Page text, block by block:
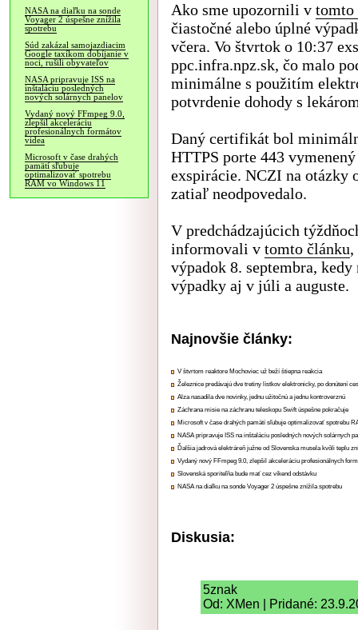
NASA na diaľku na sonde
Voyager 2 úspešne znížila
spotrebu
Súd zakázal samojazdiacim
Google taxíkom dobíjanie v
noci, rušili obyvateľov
NASA pripravuje ISS na
inštaláciu posledných
nových solárnych panelov
Vydaný nový FFmpeg 9.0,
zlepšil akceleráciu
profesionálnych formátov
videa
Microsoft v čase drahých
pamätí sľubuje
optimalizovať spotrebu
RAM vo Windows 11
Ako sme upozornili v tomto
čiastočné alebo úplné
včera. Vo štvrtok o 10:37
ppc.infra.npz.sk, čo malo
minimálne s použitím
potvrdenie dohody s
Daný certifikát bol
HTTPS porte 443
exspirácie. NCZI na otázky
zatiaľ neodpovedalo.
V predchádzajúcich
informovali v tomto článku,
výpadok 8. septembra,
výpadky aj v júli a auguste.
Najnovšie články:
V štvrtom reaktore Mochoviec už beží štiepna reakcia
Železnice predávajú dve tretiny lístkov elektronicky, po donútení
Alza nasadila dve novinky, jednu užitočnú a jednu kontroverznú
Záchrana misie na záchranu teleskopu Swift úspešne pokračuje
Microsoft v čase drahých pamätí sľubuje optimalizovať spotrebu
NASA pripravuje ISS na inštaláciu posledných nových solárnych
Ďalšia jadrová elektráreň južne od Slovenska musela kvôli teplu
Vydaný nový FFmpeg 9.0, zlepšil akceleráciu profesionálnych
Slovenská sporiteľňa bude mať cez víkend odstávku
NASA na diaľku na sonde Voyager 2 úspešne znížila spotrebu
Diskusia:
5znak
Od: XMen | Pridané: